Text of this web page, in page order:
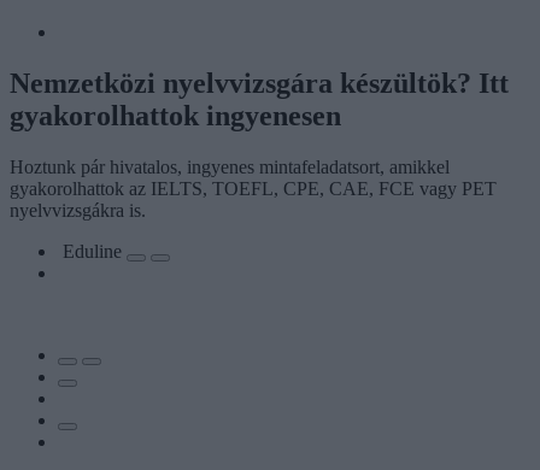
Nemzetközi nyelvvizsgára készültök? Itt
gyakorolhattok ingyenesen
Hoztunk pár hivatalos, ingyenes mintafeladatsort, amikkel
gyakorolhattok az IELTS, TOEFL, CPE, CAE, FCE vagy PET
nyelvvizsgákra is.
Eduline